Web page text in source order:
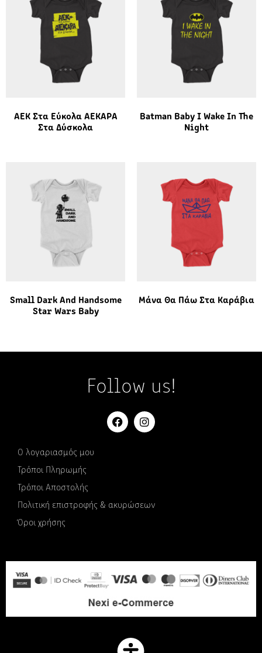
ΑΕΚ Στα Εύκολα ΑΕΚΑΡΑ
Στα Δύσκολα
Batman Baby I Wake In The
Night
Small Dark And Handsome
Star Wars Baby
Μάνα Θα Πάω Στα Καράβια
Follow us!
Ο λογαριασμός μου
Τρόποι Πληρωμής
Τρόποι Αποστολής
Πολιτική επιστροφής & ακυρώσεων
Όροι χρήσης